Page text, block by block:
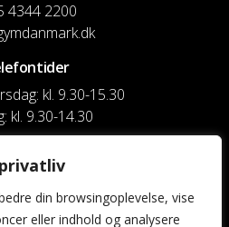
din browsingoplevelse, vise
eller indhold og analysere
4344 2200
kl. 9.30-15.30
kl. 9.30-14.30
20916818
4180 3119119022